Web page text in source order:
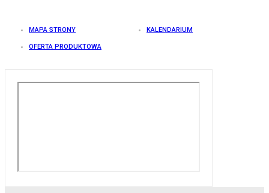
MAPA STRONY KALENDARIUM
OFERTA PRODUKTOWA